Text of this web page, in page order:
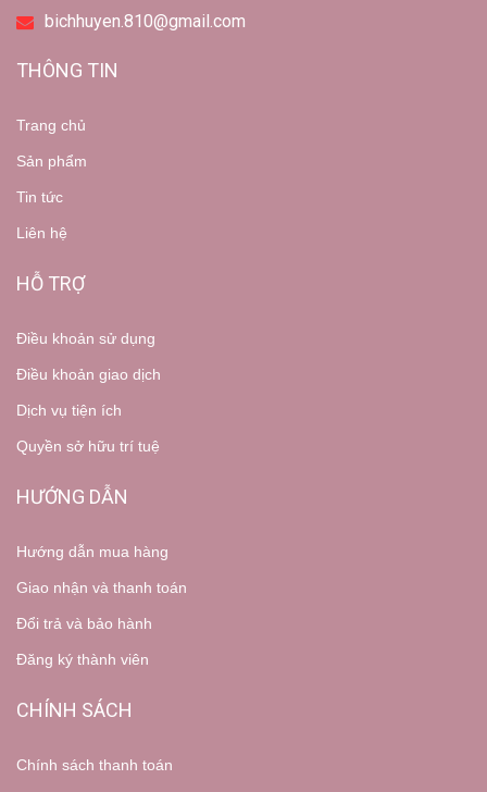
bichhuyen.810@gmail.com
THÔNG TIN
Trang chủ
Sản phẩm
Tin tức
Liên hệ
HỖ TRỢ
Điều khoản sử dụng
Điều khoản giao dịch
Dịch vụ tiện ích
Quyền sở hữu trí tuệ
HƯỚNG DẪN
Hướng dẫn mua hàng
Giao nhận và thanh toán
Đổi trả và bảo hành
Đăng ký thành viên
CHÍNH SÁCH
Chính sách thanh toán